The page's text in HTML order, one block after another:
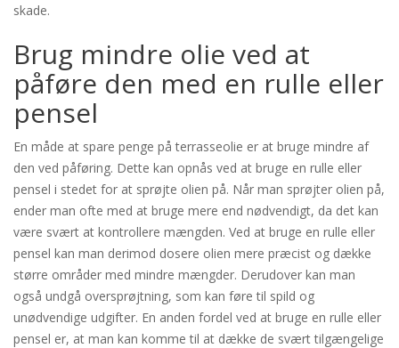
skade.
Brug mindre olie ved at
påføre den med en rulle eller
pensel
En måde at spare penge på terrasseolie er at bruge mindre af
den ved påføring. Dette kan opnås ved at bruge en rulle eller
pensel i stedet for at sprøjte olien på. Når man sprøjter olien på,
ender man ofte med at bruge mere end nødvendigt, da det kan
være svært at kontrollere mængden. Ved at bruge en rulle eller
pensel kan man derimod dosere olien mere præcist og dække
større områder med mindre mængder. Derudover kan man
også undgå oversprøjtning, som kan føre til spild og
unødvendige udgifter. En anden fordel ved at bruge en rulle eller
pensel er, at man kan komme til at dække de svært tilgængelige